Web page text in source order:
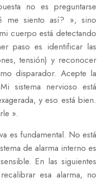
no es preguntarse
me siento así? », sino
cuerpo está detectando
paso es identificar las
tensión) y reconocer
disparador. Acepte la
sistema nervioso está
y eso está bien.
».
es fundamental. No está
de alarma interno es
En las siguientes
esa alarma, no